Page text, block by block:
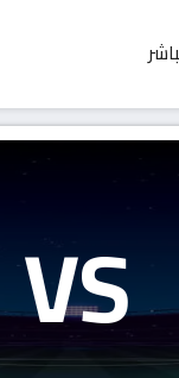
VS